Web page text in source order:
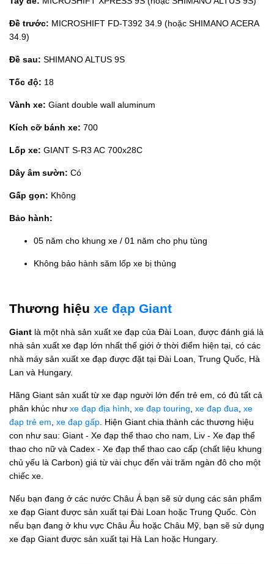
Đề trước: MICROSHIFT FD-T392 34.9 (hoặc SHIMANO ACERA
34.9)
Đề sau: SHIMANO ALTUS 9S
Tốc độ: 18
Vành xe: Giant double wall aluminum
Kích cỡ bánh xe: 700
Lốp xe: GIANT S-R3 AC 700x28C
Dây âm sườn: Có
Gấp gọn: Không
Bảo hành:
05 năm cho khung xe / 01 năm cho phụ tùng
Không bảo hành săm lốp xe bị thủng
Thương hiệu xe đạp Giant
Giant là một nhà sản xuất xe đạp của Đài Loan, được đánh giá là
nhà sản xuất xe đạp lớn nhất thế giới ở thời điểm hiện tại, có các
nhà máy sản xuất xe đạp được đặt tại Đài Loan, Trung Quốc, Hà
Lan và Hungary.
Hãng Giant sản xuất từ xe đạp người lớn đến trẻ em, có đủ tất cả
phân khúc như xe đạp địa hình xe đạp touring xe đạp đua xe
đạp trẻ em xe đạp gấp . Hiện Giant chia thành các thương hiệu
con như sau: Giant - Xe đạp thể thao cho nam, Liv - Xe đạp thể
thao cho nữ và Cadex - Xe đạp thể thao cao cấp (chất liệu khung
chủ yếu là Carbon) giá từ vài chục đến vài trăm ngàn đô cho một
chiếc xe.
Nếu bạn đang ở các nước Châu Á bạn sẽ sử dụng các sản phẩm
xe đạp Giant được sản xuất tại Đài Loan hoặc Trung Quốc. Còn
nếu bạn đang ở khu vực Châu Âu hoặc Châu Mỹ, bạn sẽ sử dụng
xe đạp Giant được sản xuất tại Hà Lan hoặc Hungary.